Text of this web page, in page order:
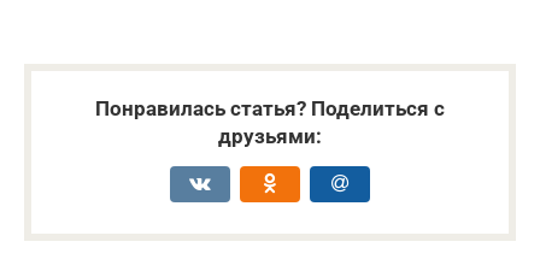
Понравилась статья? Поделиться с
друзьями: